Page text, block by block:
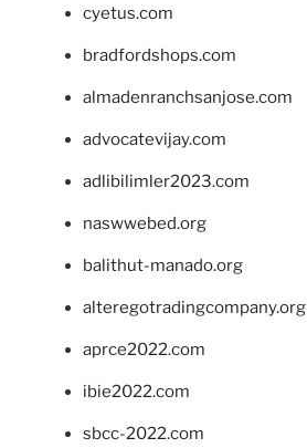
cyetus.com
bradfordshops.com
almadenranchsanjose.com
advocatevijay.com
adlibilimler2023.com
naswwebed.org
balithut-manado.org
alteregotradingcompany.org
aprce2022.com
ibie2022.com
sbcc-2022.com